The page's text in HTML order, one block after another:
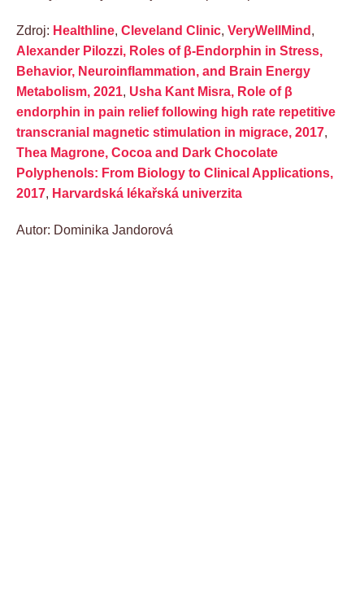
Zdroj: Healthline, Cleveland Clinic, VeryWellMind ,
Alexander Pilozzi, Roles of β-Endorphin in Stress,
Behavior, Neuroinflammation, and Brain Energy
Metabolism, 2021, Usha Kant Misra, Role of β
endorphin in pain relief following high rate repetitive
transcranial magnetic stimulation in migrace, 2017,
Thea Magrone, Cocoa and Dark Chocolate
Polyphenols: From Biology to Clinical Applications,
2017, Harvardská lékařská univerzita
Autor: Dominika Jandorová